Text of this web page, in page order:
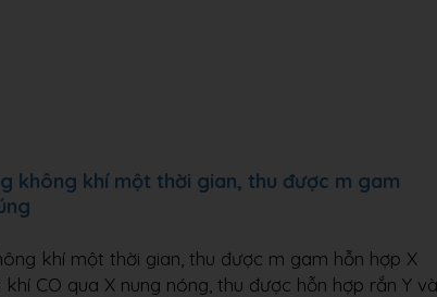
không khí một thời gian, thu được m gam
khí một thời gian, thu được m gam hỗn hợp X
CO qua X nung nóng, thu được hỗn hợp rắn Y và